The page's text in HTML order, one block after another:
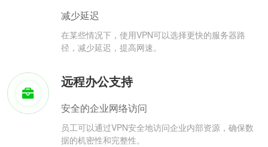
减少延迟
在某些情况下，使用VPN可以选择更快的服务器路
径，减少延迟，提高网速。
远程办公支持
安全的企业网络访问
员工可以通过VPN安全地访问企业内部资源，确保数
据的机密性和完整性。